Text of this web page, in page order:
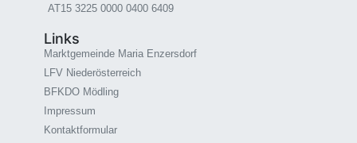
AT15 3225 0000 0400 6409
Links
Marktgemeinde Maria Enzersdorf
LFV Niederösterreich
BFKDO Mödling
Impressum
Kontaktformular